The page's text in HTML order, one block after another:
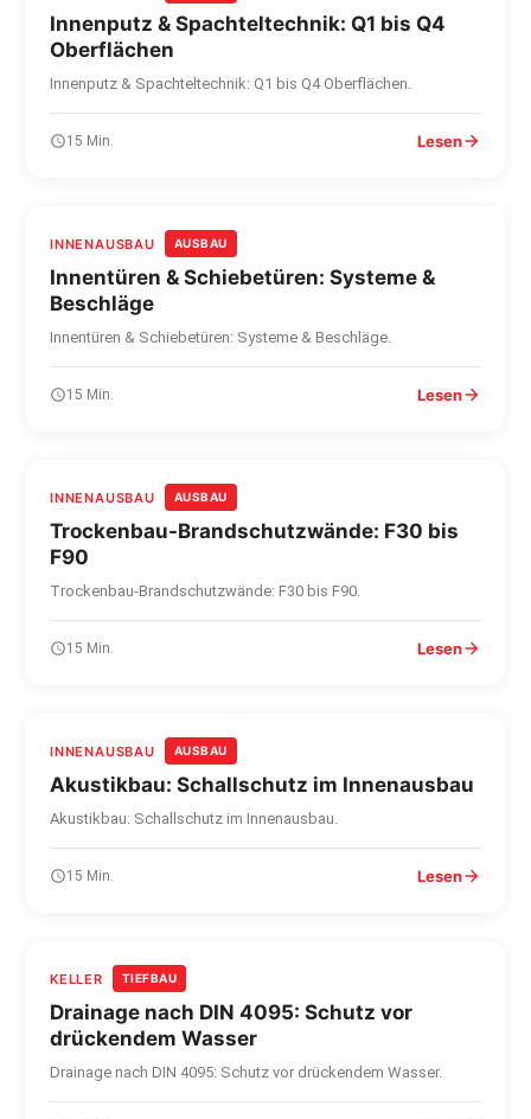
Innenputz & Spachteltechnik: Q1 bis Q4
Oberflächen
Innenputz & Spachteltechnik: Q1 bis Q4 Oberflächen.
15 Min. Lesen
INNENAUSBAU AUSBAU
Innentüren & Schiebetüren: Systeme &
Beschläge
Innentüren & Schiebetüren: Systeme & Beschläge.
15 Min. Lesen
INNENAUSBAU AUSBAU
Trockenbau-Brandschutzwände: F30 bis
F90
Trockenbau-Brandschutzwände: F30 bis F90.
15 Min. Lesen
INNENAUSBAU AUSBAU
Akustikbau: Schallschutz im Innenausbau
Akustikbau: Schallschutz im Innenausbau.
15 Min. Lesen
KELLER TIEFBAU
Drainage nach DIN 4095: Schutz vor
drückendem Wasser
Drainage nach DIN 4095: Schutz vor drückendem Wasser.